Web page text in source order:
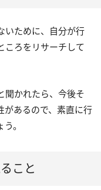
いために、自分が行
ころをリサーチして
聞かれたら、今後そ
があるので、素直に行
。
こと